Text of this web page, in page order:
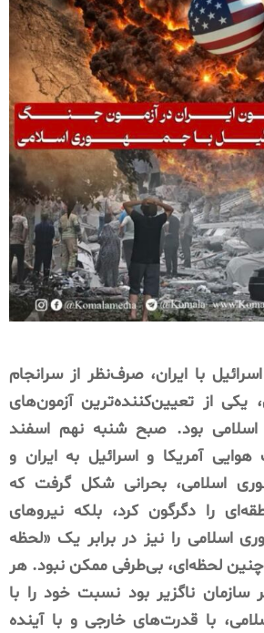
با ایران، صرف‌نظر از سرانجام
از تعیین‌کننده‌ترین آزمون‌های
اسلامی بود. صبح شنبه نهم اسفند
هوایی آمریکا و اسرائیل به ایران و
اسلامی، بحرانی شکل گرفت که
را دگرگون کرد، بلکه نیروهای
اسلامی را نیز در برابر یک «لحظه
چنین لحظه‌ای، بی‌طرفی ممکن نبود. هر
ناگزیر بود نسبت خود را با
با قدرت‌های خارجی و با آینده